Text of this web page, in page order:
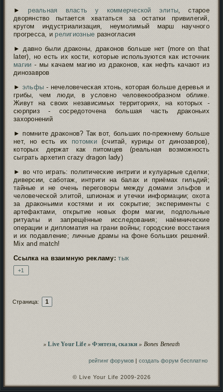
►реальная власть у коммерческой элиты , старое
дворянство пытается хвататься за остатки привилегий,
кругом индустриализация, неумолимый марш научного
прогресса, ирелигиозные разногласия
► давно были драконы, драконов больше нет (more on that
later), но есть их кости, которые используются как источник
магии - мы качаем магию из драконов, как нефть качают из
динозавров
► эльфы - нечеловеческая хтонь, которая больше деревья и
грибы, чем люди, в условно человекообразном облике.
Живут на своих независимых территориях, на которых -
сюрприз - сосредоточена большая часть драконьих
захоронений
► помните драконов? Так вот, больших по-прежнему больше
нет, но есть их потомки(считай, курицы от динозавров),
которых держат как питомцев (реальная возможность
сыграть архетип crazy dragon lady)
► во что играть: политические интриги и кулуарные сделки;
диверсии, саботаж, интриги на балах и приёмах гильдий;
тайные и не очень переговоры между домами эльфов и
человеческой элитой, шпионаж и утечки информации; охота
за драконьими костями и их сокрытие; эксперименты с
артефактами, открытие новых форм магии, подпольные
ритуалы и запрещённые исследования; наёмнические
операции и дипломатия на грани войны; городские восстания
и их подавление; личные драмы на фоне больших решений.
Mix and match!
Ссылка на взаимную рекламу: тык
+1
Страница: 1
»Live Your Life »Фэнтези, сказки » Bones Beneath
рейтинг форумов | создать форум бесплатно
© Live Your Life 2009-2026